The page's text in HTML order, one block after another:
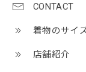
CONTACT
着物のサイ
店舗紹介